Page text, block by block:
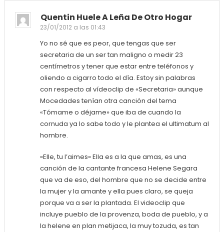
Quentin Huele A Leña De Otro Hogar
23/01/2012 a las 01:43
Yo no sé que es peor, que tengas que ser
secretaria de un ser tan maligno o medir 23
centímetros y tener que estar entre teléfonos y
oliendo a cigarro todo el día. Estoy sin palabras
con respecto al vídeoclip de «Secretaria» aunque
Mocedades tenían otra canción del tema
«Tómame o déjame» que iba de cuando la
cornuda ya lo sabe todo y le plantea el ultimatum al
hombre.
«Elle, tu l’aimes» Ella es a la que amas, es una
canción de la cantante francesa Helene Segara
que va de eso, del hombre que no se decide entre
la mujer y la amante y ella pues claro, se queja
porque va a ser la plantada. El videoclip que
incluye pueblo de la provenza, boda de pueblo, y a
la helene en plan metijaca, la muy tozuda, es tan